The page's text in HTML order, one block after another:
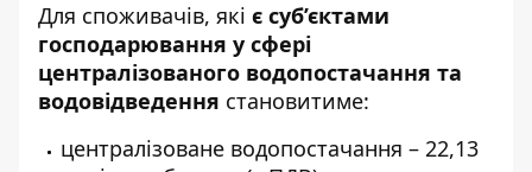
Для споживачів, які є суб’єктами
господарювання у сфері
централізованого водопостачання та
водовідведення становитиме:
централізоване водопостачання – 22,13